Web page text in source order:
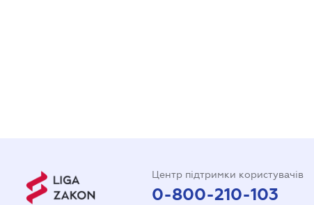
Центр підтримки користувачів
0-800-210-103